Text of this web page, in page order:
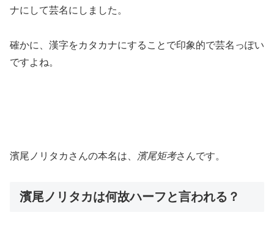
ナにして芸名にしました。
確かに、漢字をカタカナにすることで印象的で芸名っぽい
ですよね。
濱尾ノリタカさんの本名は、 濱尾矩考さんです。
濱尾ノリタカは何故ハーフと言われる？